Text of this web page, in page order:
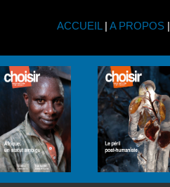
ACCUEIL | A PROPOS|